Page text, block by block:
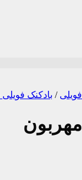
/ بادکنک فویلی